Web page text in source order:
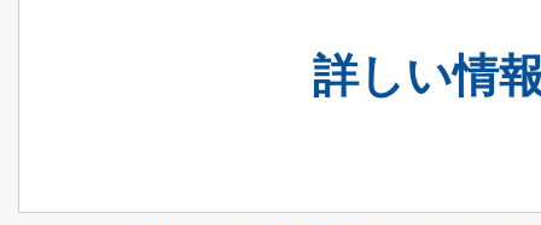
詳しい情